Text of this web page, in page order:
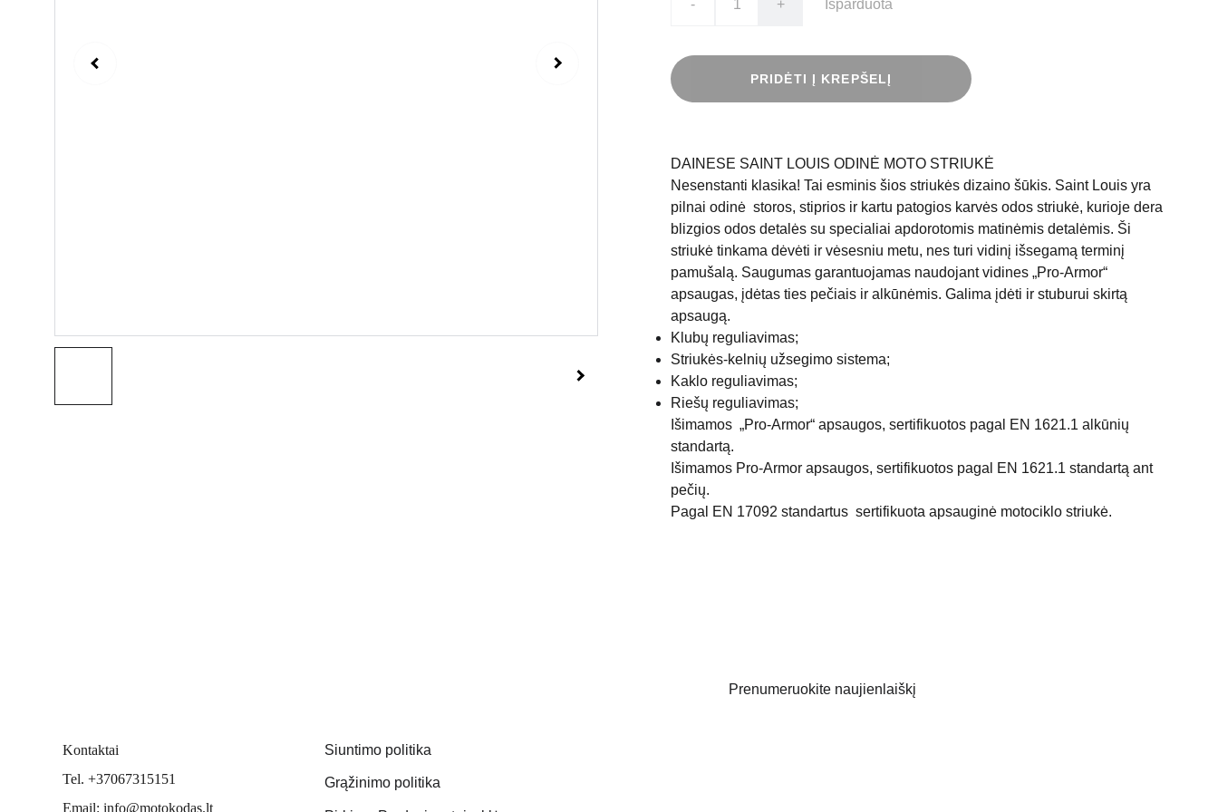
- + Išparduota
PRIDĖTI Į KREPŠELĮ
DAINESE SAINT LOUIS ODINĖ MOTO STRIUKĖ
Nesenstanti klasika! Tai esminis šios striukės dizaino šūkis. Saint Louis yra
pilnai odinė storos, stiprios ir kartu patogios karvės odos striukė, kurioje dera
blizgios odos detalės su specialiai apdorotomis matinėmis detalėmis. Ši
striukė tinkama dėvėti ir vėsesniu metu, nes turi vidinį išsegamą terminį
pamušalą. Saugumas garantuojamas naudojant vidines „Pro-Armor“
apsaugas, įdėtas ties pečiais ir alkūnėmis. Galima įdėti ir stuburui skirtą
apsaugą.
Klubų reguliavimas;
Striukės-kelnių užsegimo sistema;
Kaklo reguliavimas;
Riešų reguliavimas;
Išimamos „Pro-Armor“ apsaugos, sertifikuotos pagal EN 1621.1 alkūnių
standartą.
Išimamos Pro-Armor apsaugos, sertifikuotos pagal EN 1621.1 standartą ant
pečių.
Pagal EN 17092 standartus sertifikuota apsauginė motociklo striukė.
Prenumeruokite naujienlaiškį
Kontaktai
Tel. +37067315151
Email: info@motokodas.lt
Siuntimo politika
Grąžinimo politika